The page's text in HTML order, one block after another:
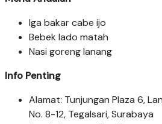
Iga bakar cabe ijo
Bebek lado matah
Nasi goreng lanang
Info Penting
Alamat: Tunjungan Plaza 6,
No. 8-12, Tegalsari, Surabaya